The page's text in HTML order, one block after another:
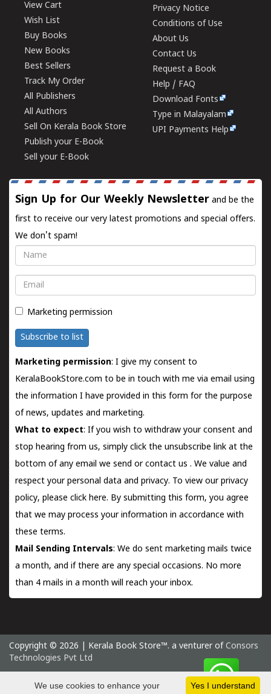
View Cart
Wish List
Buy Books
New Books
Best Sellers
Track My Order
All Publishers
All Authors
Sell On Kerala Book Store
Publish your E-Book
Sell your E-Book
Privacy Notice
Conditions of Use
About Us
Contact Us
Request a Book
Help / FAQ
Download Fonts
Type in Malayalam
UPI Payments Help
Sign Up for Our Weekly Newsletter and be the
first to receive our very latest promotions and special offers.
We don't spam!
Name
Email
Marketing permission
Subscribe to list
Marketing permission: I give my consent to
KeralaBookStore.com to be in touch with me via email using
the information I have provided in this form for the purpose
of news, updates and marketing.
What to expect: If you wish to withdraw your consent and
stop hearing from us, simply click the unsubscribe link at the
bottom of any email we send orcontact us . We value and
respect your personal data and privacy. To view our privacy
policy, please click here. By submitting this form, you agree
that we may process your information in accordance with
these terms.
Mail Sending Intervals: We do sent marketing mails twice
a month, and if there are any special occasions. No more
than 4 mails in a month will reach your inbox.
Copyright © 2026 | Kerala Book Store™. a venturer of Consors
Technologies Pvt Ltd
Saturday 8 August, 2026 IST
Yes I understand
We use cookies to enhance your